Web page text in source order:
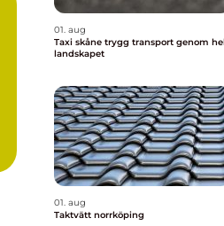
01. aug
Taxi skåne trygg transport genom hela
landskapet
01. aug
Taktvätt norrköping